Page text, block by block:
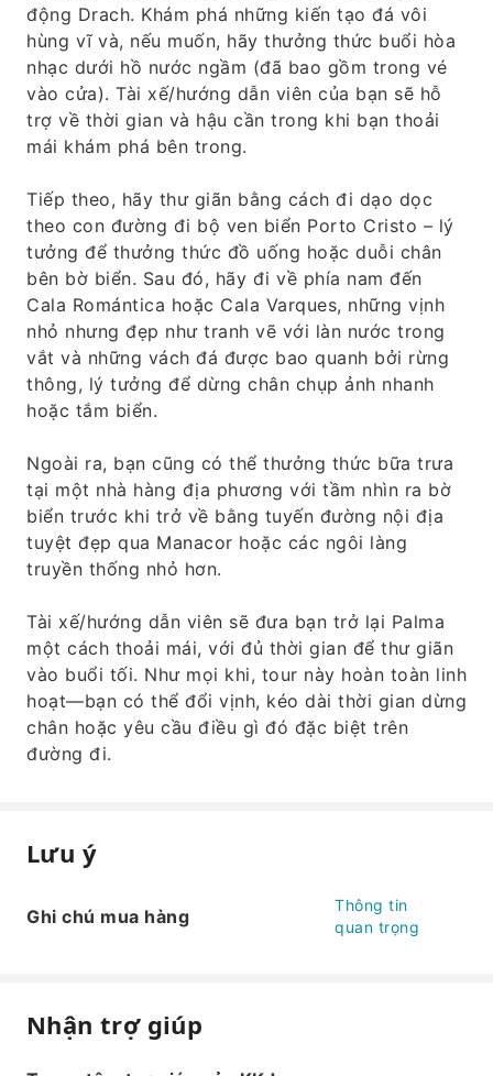
động Drach. Khám phá những kiến ​​tạo đá vôi
hùng vĩ và, nếu muốn, hãy thưởng thức buổi hòa
nhạc dưới hồ nước ngầm (đã bao gồm trong vé
vào cửa). Tài xế/hướng dẫn viên của bạn sẽ hỗ
trợ về thời gian và hậu cần trong khi bạn thoải
mái khám phá bên trong.
Tiếp theo, hãy thư giãn bằng cách đi dạo dọc
theo con đường đi bộ ven biển Porto Cristo – lý
tưởng để thưởng thức đồ uống hoặc duỗi chân
bên bờ biển. Sau đó, hãy đi về phía nam đến
Cala Romántica hoặc Cala Varques, những vịnh
nhỏ nhưng đẹp như tranh vẽ với làn nước trong
vắt và những vách đá được bao quanh bởi rừng
thông, lý tưởng để dừng chân chụp ảnh nhanh
hoặc tắm biển.
Ngoài ra, bạn cũng có thể thưởng thức bữa trưa
tại một nhà hàng địa phương với tầm nhìn ra bờ
biển trước khi trở về bằng tuyến đường nội địa
tuyệt đẹp qua Manacor hoặc các ngôi làng
truyền thống nhỏ hơn.
Tài xế/hướng dẫn viên sẽ đưa bạn trở lại Palma
một cách thoải mái, với đủ thời gian để thư giãn
vào buổi tối. Như mọi khi, tour này hoàn toàn linh
hoạt—bạn có thể đổi vịnh, kéo dài thời gian dừng
chân hoặc yêu cầu điều gì đó đặc biệt trên
đường đi.
Lưu ý
Ghi chú mua hàng
Thông tin
quan trọng
Nhận trợ giúp